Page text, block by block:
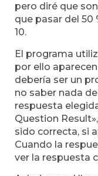
pero diré que
que pasar del 50
10.
El programa
por ello
debería ser un
no saber nada
respuesta
Question
sido correcta, si
Cuando la
ver la respuesta